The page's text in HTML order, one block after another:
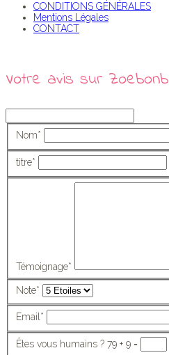
CONDITIONS GÉNÉRALES
Mentions Légales
CONTACT
Votre avis sur
Nom*
titre*
Témoignage*
Note*
Email *
Êtes vous humains ? 79 + 9 =